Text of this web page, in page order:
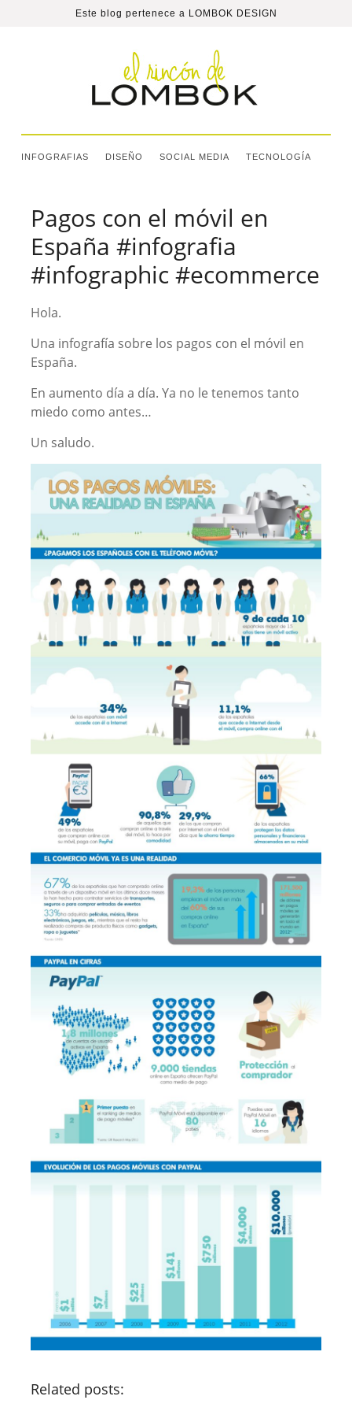
Este blog pertenece a LOMBOK DESIGN
INFOGRAFIAS DISEÑO SOCIAL MEDIA TECNOLOGÍA
Pagos con el móvil en
España #infografia
#infographic #ecommerce
Hola.
Una infografía sobre los pagos con el móvil en
España.
En aumento día a día. Ya no le tenemos tanto
miedo como antes…
Un saludo.
Related posts: